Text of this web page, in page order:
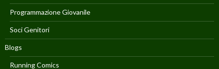
Programmazione Giovanile
Soci Genitori
Blogs
Running Comics